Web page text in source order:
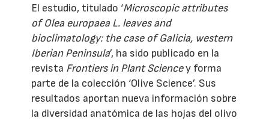
El estudio, titulado ‘Microscopic attributes
of Olea europaea L. leaves and
bioclimatology: the case of Galicia, western
Iberian Peninsula’, ha sido publicado en la
revista Frontiers in Plant Sciencey forma
parte de la colección ‘Olive Science’. Sus
resultados aportan nueva información sobre
la diversidad anatómica de las hojas del olivo